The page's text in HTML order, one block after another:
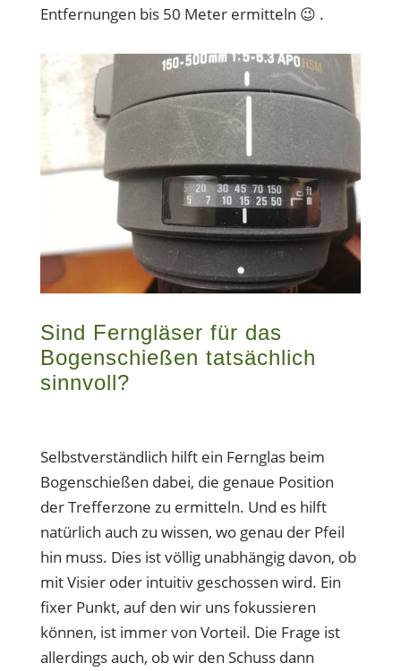
Entfernungen bis 50 Meter ermitteln 😉 .
Sind Ferngläser für das
Bogenschießen tatsächlich
sinnvoll?
Selbstverständlich hilft ein Fernglas beim
Bogenschießen dabei, die genaue Position
der Trefferzone zu ermitteln. Und es hilft
natürlich auch zu wissen, wo genau der Pfeil
hin muss. Dies ist völlig unabhängig davon, ob
mit Visier oder intuitiv geschossen wird. Ein
fixer Punkt, auf den wir uns fokussieren
können, ist immer von Vorteil. Die Frage ist
allerdings auch, ob wir den Schuss dann